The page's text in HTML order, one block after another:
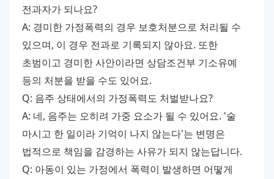
전과자가 되나요?
A: 경미한 가정폭력의 경우 보호처분으로 처리될 수
있으며, 이 경우 전과로 기록되지 않아요. 또한
초범이고 경미한 사안이라면 상담조건부 기소유예
등의 처분을 받을 수도 있어요.
Q: 음주 상태에서의 가정폭력도 처벌받나요?
A: 네, 음주는 오히려 가중 요소가 될 수 있어요. '술
마시고 한 일이라 기억이 나지 않는다'는 변명은
법적으로 책임을 감경하는 사유가 되지 않는답니다.
Q: 아동이 있는 가정에서 폭력이 발생하면 어떻게